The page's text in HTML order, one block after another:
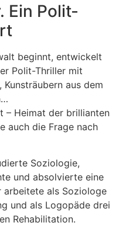
Ein Polit-
beginnt, entwickelt
Polit-Thriller mit
aus dem
– Heimat der brillianten
auch die Frage nach
Soziologie,
und absolvierte eine
arbeitete als Soziologe
und als Logopäde drei
Rehabilitation.